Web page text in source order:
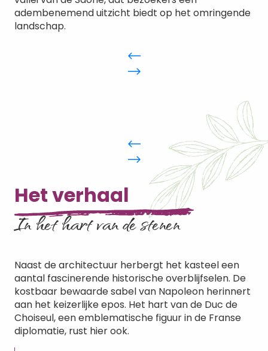
adembenemend uitzicht biedt op het omringende
landschap.
Het verhaal
In het hart van de stenen
Naast de architectuur herbergt het kasteel een
aantal fascinerende historische overblijfselen. De
kostbaar bewaarde sabel van Napoleon herinnert
aan het keizerlijke epos. Het hart van de Duc de
Choiseul, een emblematische figuur in de Franse
diplomatie, rust hier ook.